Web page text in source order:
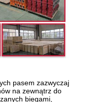
pasem zazwyczaj
na zewnątrz do
biegami,